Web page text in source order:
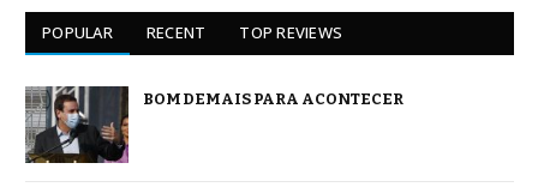
POPULAR RECENT TOP REVIEWS
BOM DEMAIS PARA ACONTECER